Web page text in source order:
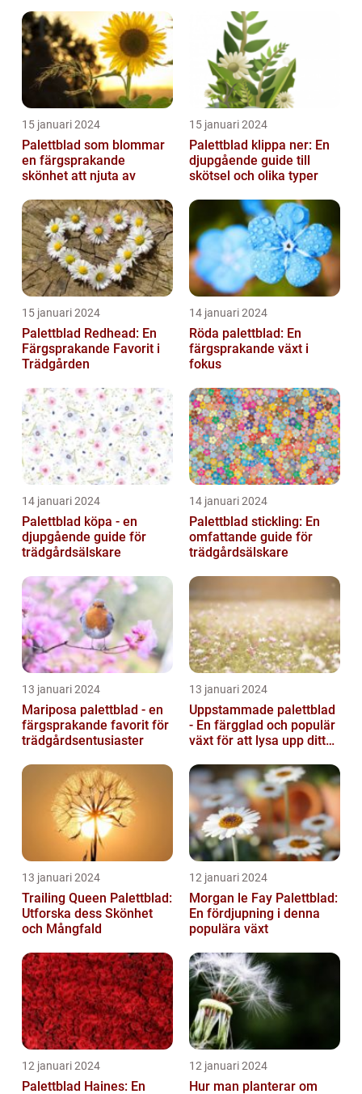
att fö...
15 januari 2024
Palettblad som blommar
en färgsprakande
skönhet att njuta av
15 januari 2024
Palettblad klippa ner: En
djupgående guide till
skötsel och olika typer
15 januari 2024
Palettblad Redhead: En
Färgsprakande Favorit i
Trädgården
14 januari 2024
Röda palettblad: En
färgsprakande växt i
fokus
14 januari 2024
Palettblad köpa - en
djupgående guide för
trädgårdsälskare
14 januari 2024
Palettblad stickling: En
omfattande guide för
trädgårdsälskare
13 januari 2024
Mariposa palettblad - en
färgsprakande favorit för
trädgårdsentusiaster
13 januari 2024
Uppstammade palettblad
- En färgglad och populär
växt för att lysa upp ditt
13 januari 2024
Trailing Queen Palettblad:
Utforska dess Skönhet
och Mångfald
12 januari 2024
Morgan le Fay Palettblad:
En fördjupning i denna
populära växt
12 januari 2024
Palettblad Haines: En
12 januari 2024
Hur man planterar om